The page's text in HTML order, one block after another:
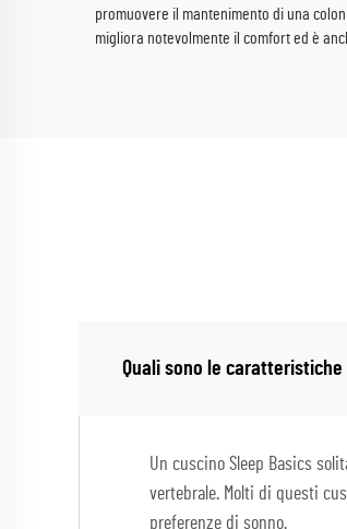
promuovere il mantenimento di una
migliora notevolmente il comfort ed è
Quali sono le caratteristiche
Un cuscino Sleep Basics
vertebrale. Molti di questi
preferenze di sonno.